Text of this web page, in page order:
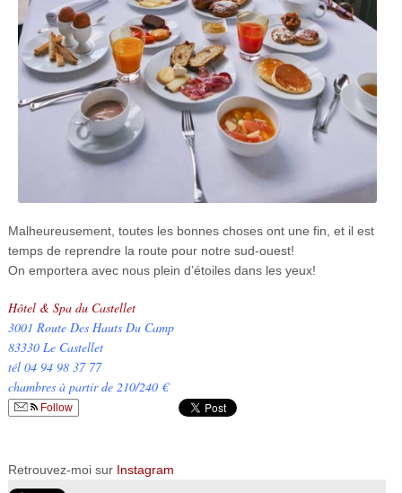
Malheureusement, toutes les bonnes choses ont une fin, et il est
temps de reprendre la route pour notre sud-ouest!
On emportera avec nous plein d’étoiles dans les yeux!
Hôtel & Spa du Castellet
3001 Route Des Hauts Du Camp
83330 Le Castellet
tél 04 94 98 37 77
chambres à partir de 210/240 €
Follow
Retrouvez-moi sur Instagram